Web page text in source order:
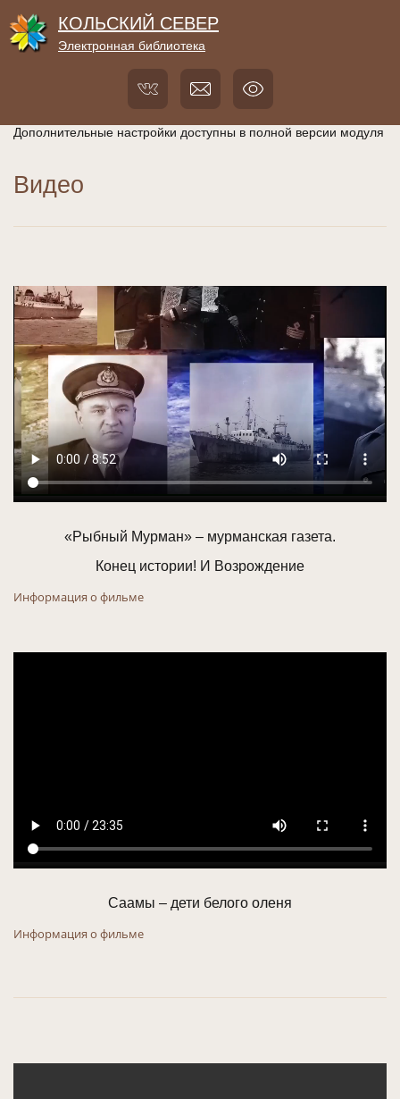
КОЛЬСКИЙ СЕВЕР
Электронная библиотека
Дополнительные настройки доступны в полной версии модуля
Видео
«Рыбный Мурман» – мурманская газета.
Конец истории! И Возрождение
Информация о фильме
Саамы – дети белого оленя
Информация о фильме